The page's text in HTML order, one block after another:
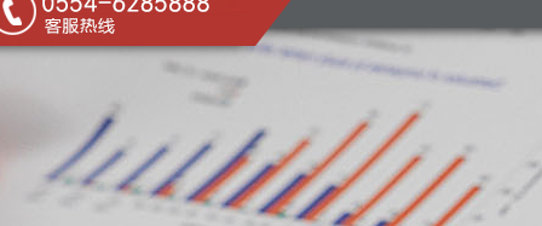
联系我们